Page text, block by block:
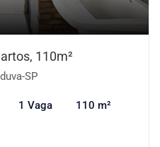
110m²
SP
1 Vaga 110 m²